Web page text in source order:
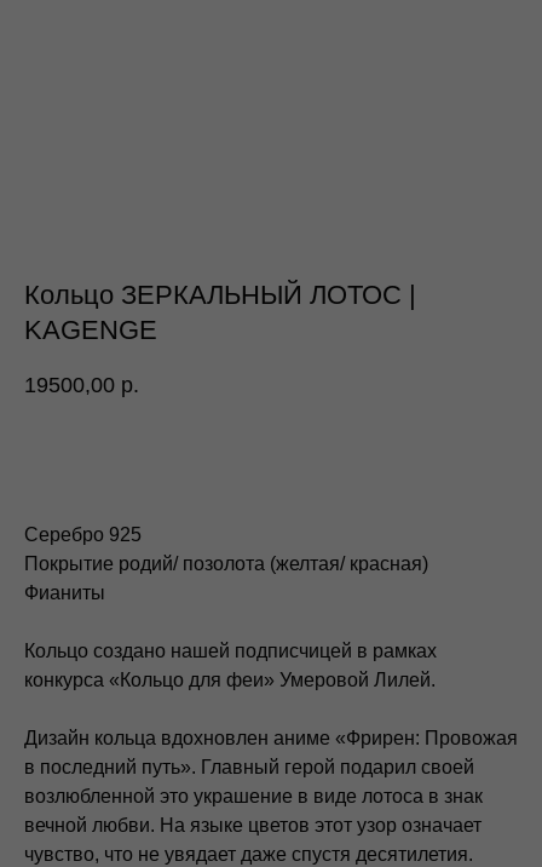
Кольцо ЗЕРКАЛЬНЫЙ ЛОТОС |
KAGENGE
19500,00 р.
Серебро 925
Покрытие родий/ позолота (желтая/ красная)
Фианиты
Кольцо создано нашей подписчицей в рамках
конкурса «Кольцо для феи» Умеровой Лилей.
Дизайн кольца вдохновлен аниме «Фрирен: Провожая
в последний путь». Главный герой подарил своей
возлюбленной это украшение в виде лотоса в знак
вечной любви. На языке цветов этот узор означает
чувство, что не увядает даже спустя десятилетия.